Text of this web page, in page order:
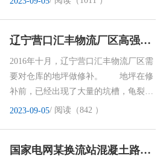
辽宁营口汇丰物流厂区高强地坪修补
2016年十月，辽宁营口汇丰物流厂区需
要对仓库的地坪做修补。 地坪在修
补前，已经出现了大量的坑槽，龟裂及
裂缝，如不进行修复，堆放
2023-09-05/ 阅读（842 ）
国家电网某换流站混凝土路面修补工程